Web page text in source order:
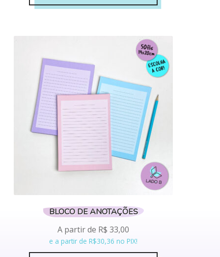
Este
As
opções
podem
ser
escolhidas
na
página
do
produto
BLOCO DE ANOTAÇÕES
A partir de R$ 33,00
e a partir de R$30,36 no PIX!